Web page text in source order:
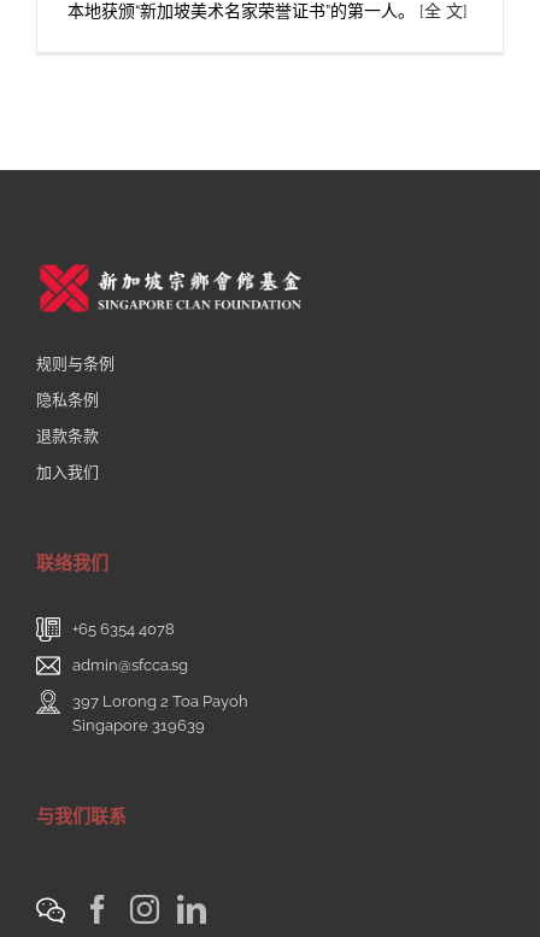
本地获颁“新加坡美术名家荣誉证书”的第一人。 [全 文]
规则与条例
隐私条例
退款条款
加入我们
联络我们
+65 6354 4078
admin@sfcca.sg
397 Lorong 2 Toa Payoh
Singapore 319639
与我们联系